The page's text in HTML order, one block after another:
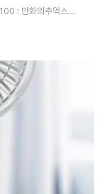
: 만화의추억스토
용품 /
기 무선 충전 BZ-
공식스토어 캠핑 /
smar..